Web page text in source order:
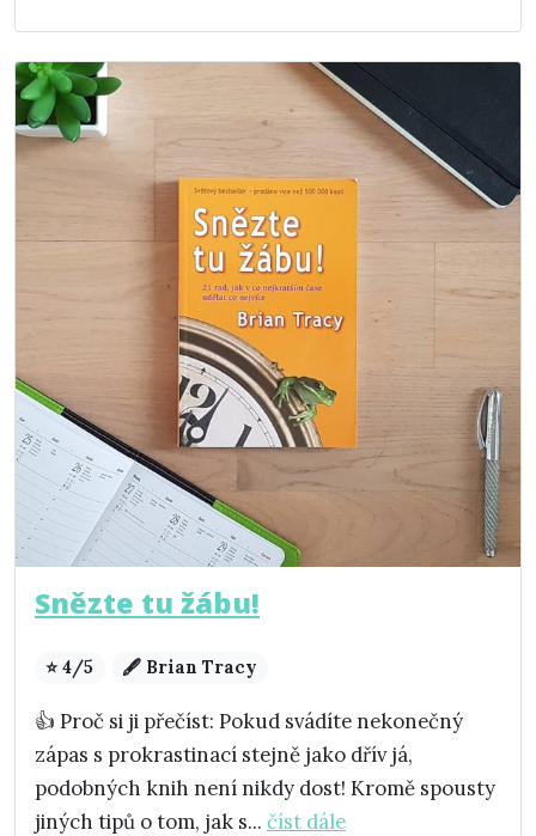
Snězte tu žábu!
⭐ 4/5 🖋️ Brian Tracy
👍 Proč si ji přečíst: Pokud svádíte nekonečný
zápas s prokrastinací stejně jako dřív já,
podobných knih není nikdy dost! Kromě spousty
jiných tipů o tom, jak s... číst dále